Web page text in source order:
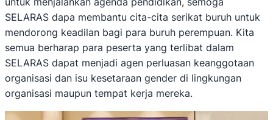
SELARAS dapa membantu cita-cita serikat buruh untuk
mendorong keadilan bagi para buruh perempuan. Kita
semua berharap para peserta yang terlibat dalam
SELARAS dapat menjadi agen perluasan keanggotaan
organisasi dan isu kesetaraan gender di lingkungan
organisasi maupun tempat kerja mereka.